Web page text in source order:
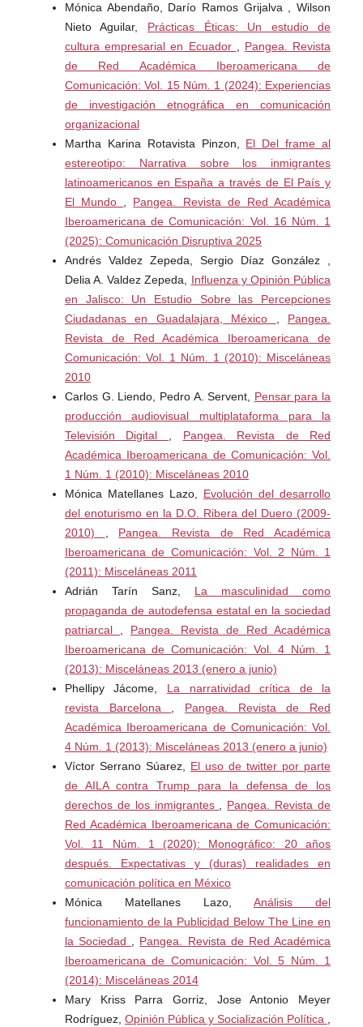
Sarmiento.
Mónica Abendaño, Darío Ramos Grijalva , Wilson
Nieto Aguilar, Prácticas Éticas: Un estudio de
cultura empresarial en Ecuador
Pangea. Revista
de Red Académica Iberoamericana de
Comunicación: Vol. 15 Núm. 1 (2024): Experiencias
de investigación etnográfica en comunicación
organizacional
Martha Karina Rotavista Pinzon, El Del frame al
estereotipo: Narrativa sobre los inmigrantes
latinoamericanos en España a través de El País y
El Mundo
Pangea. Revista de Red Académica
Iberoamericana de Comunicación: Vol. 16 Núm. 1
(2025): Comunicación Disruptiva 2025
Andrés Valdez Zepeda, Sergio Díaz González ,
Delia A. Valdez Zepeda, Influenza y Opinión Pública
en Jalisco: Un Estudio Sobre las Percepciones
Ciudadanas en Guadalajara, México
Pangea.
Revista de Red Académica Iberoamericana de
Comunicación: Vol. 1 Núm. 1 (2010): Misceláneas
2010
Carlos G. Liendo, Pedro A. Servent, Pensar para la
producción audiovisual multiplataforma para la
Televisión Digital
Pangea. Revista de Red
Académica Iberoamericana de Comunicación: Vol.
1 Núm. 1 (2010): Misceláneas 2010
Mónica Matellanes Lazo, Evolución del desarrollo
del enoturismo en la D.O. Ribera del Duero (2009-
2010)
Pangea. Revista de Red Académica
Iberoamericana de Comunicación: Vol. 2 Núm. 1
(2011): Misceláneas 2011
Adrián Tarín Sanz, La masculinidad como
propaganda de autodefensa estatal en la sociedad
patriarcal
Pangea. Revista de Red Académica
Iberoamericana de Comunicación: Vol. 4 Núm. 1
(2013): Misceláneas 2013 (enero a junio)
Phellipy Jácome, La narratividad crítica de la
revista Barcelona
Pangea. Revista de Red
Académica Iberoamericana de Comunicación: Vol.
4 Núm. 1 (2013): Misceláneas 2013 (enero a junio)
Víctor Serrano Súarez, El uso de twitter por parte
de AILA contra Trump para la defensa de los
derechos de los inmigrantes
Pangea. Revista de
Red Académica Iberoamericana de Comunicación:
Vol. 11 Núm. 1 (2020): Monográfico: 20 años
después. Expectativas y (duras) realidades en
comunicación política en México
Mónica Matellanes Lazo,Análisis del
funcionamiento de la Publicidad Below The Line en
la Sociedad
Pangea. Revista de Red Académica
Iberoamericana de Comunicación: Vol. 5 Núm. 1
(2014): Misceláneas 2014
Mary Kriss Parra Gorriz, Jose Antonio Meyer
Rodríguez, Opinión Pública y Socialización Política